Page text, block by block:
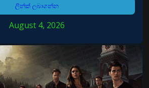
ලින්ක් ලබාගන්න
August 4, 2026